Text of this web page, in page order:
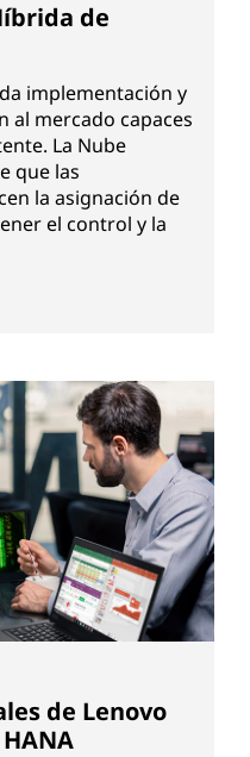
de
implementación y
al mercado capaces
La Nube
que las
la asignación de
el control y la
de Lenovo